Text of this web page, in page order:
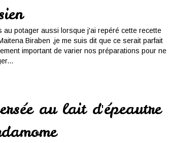
au potager aussi lorsque j'ai repéré cette recette
Biraben ,je me suis dit que ce serait parfait
important de varier nos préparations pour ne
au lait d'épeautre